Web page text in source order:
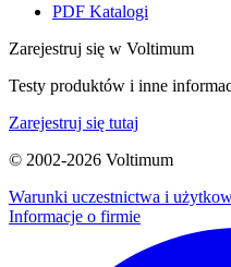
PDF Katalogi
Zarejestruj się w Voltimum
Testy produktów i inne
Zarejestruj się tutaj
© 2002-2026 Voltimum
Warunki uczestnictwa i
Informacje o firmie